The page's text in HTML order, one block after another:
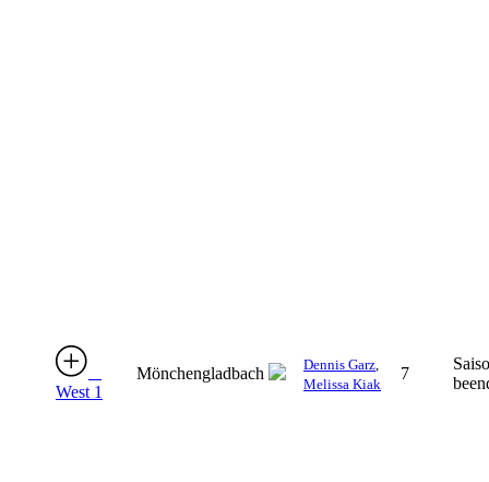
West 1
Mönchengladbach Dennis Garz
Melissa Kiak
7